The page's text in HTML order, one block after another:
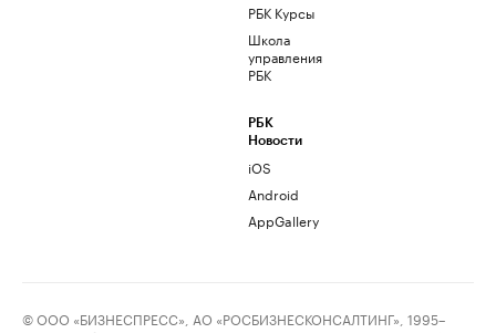
РБК Курсы
Школа
управления
РБК
РБК
Новости
iOS
Android
AppGallery
© ООО «БИЗНЕСПРЕСС», АО «РОСБИЗНЕСКОНСАЛТИНГ», 1995–